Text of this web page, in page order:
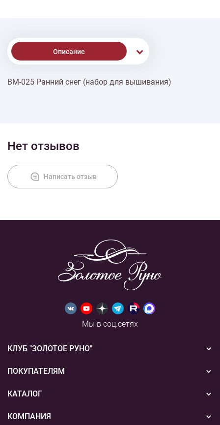
Описание
Доставка
ВМ-025 Ранний снег (набор для вышивания)
Нет отзывов
Написать отзыв
Мы в соц.сетях
КЛУБ "ЗОЛОТОЕ РУНО"
Новости
Акции
ПОКУПАТЕЛЯМ
Бонусная система
Подарочные сертификаты
КАТАЛОГ
Вышивка
КОМПАНИЯ